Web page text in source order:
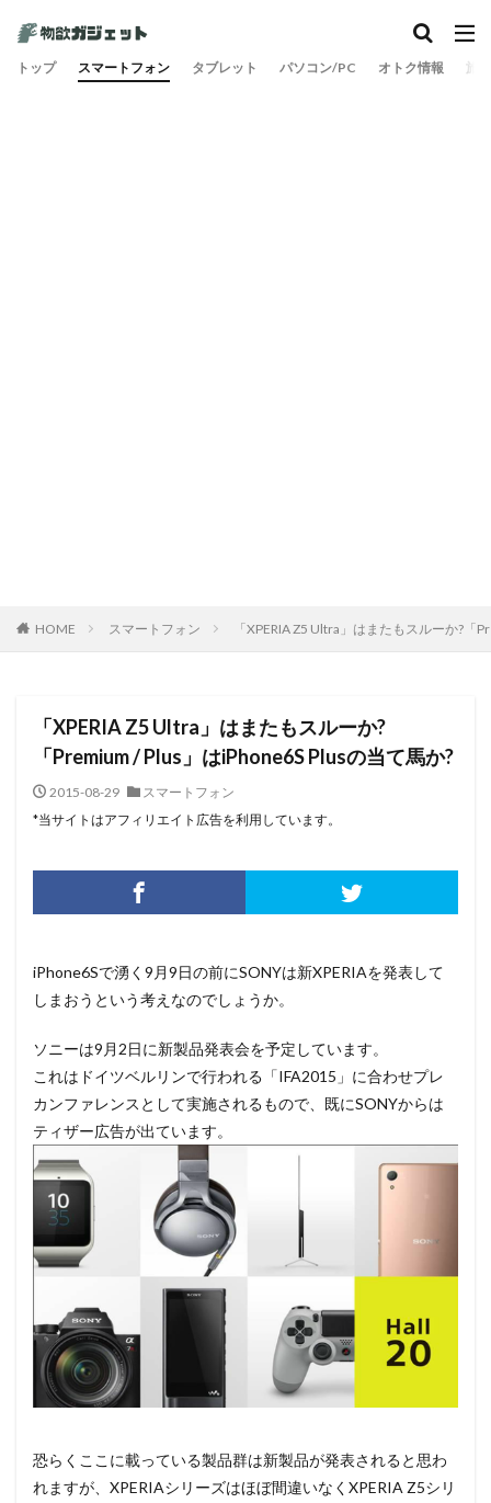
トップ スマートフォン タブレット パソコン/PC オトク情報 旅
HOME スマートフォン 「XPERIA Z5 Ultra」はまたもスルーか?「
「XPERIA Z5 Ultra」はまたもスルーか?
「Premium / Plus」はiPhone6S Plusの当て馬か?
2015-08-29
スマートフォン
*当サイトはアフィリエイト広告を利用しています。
iPhone6Sで湧く9月9日の前にSONYは新XPERIAを発表して
しまおうという考えなのでしょうか。
ソニーは9月2日に新製品発表会を予定しています。
これはドイツベルリンで行われる「IFA2015」に合わせプレ
カンファレンスとして実施されるもので、既にSONYからは
ティザー広告が出ています。
恐らくここに載っている製品群は新製品が発表されると思わ
れますが、XPERIAシリーズはほぼ間違いなくXPERIA Z5シリ
カテゴリー